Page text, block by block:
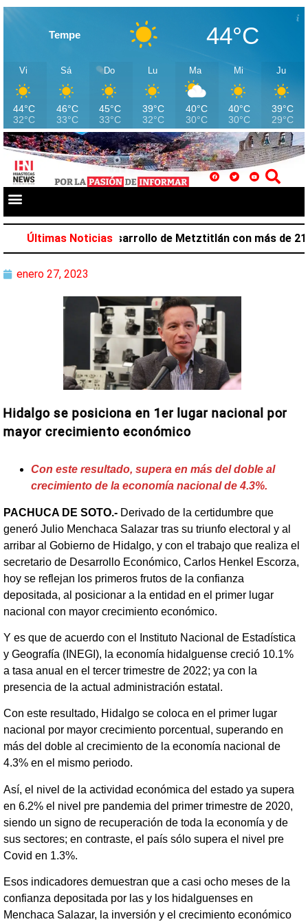
Tempe 44°C
Vi
44°C
32°C
Sá
46°C
33°C
Do
45°C
33°C
Lu
39°C
32°C
Ma
40°C
30°C
Mi
40°C
30°C
Ju
39°C
29°C
Últimas Noticias
favorece desarrollo de Metztitlán con más de 212
enero 27, 2023
Hidalgo se posiciona en 1er lugar nacional por
mayor crecimiento económico
Con este resultado, supera en más del doble al
crecimiento de la economía nacional de 4.3%.
PACHUCA DE SOTO.- Derivado de la certidumbre que
generó Julio Menchaca Salazar tras su triunfo electoral y al
arribar al Gobierno de Hidalgo, y con el trabajo que realiza el
secretario de Desarrollo Económico, Carlos Henkel Escorza,
hoy se reflejan los primeros frutos de la confianza
depositada, al posicionar a la entidad en el primer lugar
nacional con mayor crecimiento económico.
Y es que de acuerdo con el Instituto Nacional de Estadística
y Geografía (INEGI), la economía hidalguense creció 10.1%
a tasa anual en el tercer trimestre de 2022; ya con la
presencia de la actual administración estatal.
Con este resultado, Hidalgo se coloca en el primer lugar
nacional por mayor crecimiento porcentual, superando en
más del doble al crecimiento de la economía nacional de
4.3% en el mismo periodo.
Así, el nivel de la actividad económica del estado ya supera
en 6.2% el nivel pre pandemia del primer trimestre de 2020,
siendo un signo de recuperación de toda la economía y de
sus sectores; en contraste, el país sólo supera el nivel pre
Covid en 1.3%.
Esos indicadores demuestran que a casi ocho meses de la
confianza depositada por las y los hidalguenses en
Menchaca Salazar, la inversión y el crecimiento económico